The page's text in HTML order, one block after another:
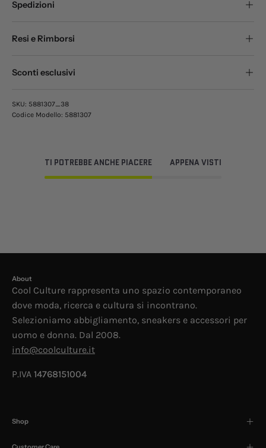
Spedizioni
Resi e Rimborsi
Sconti esclusivi
SKU: 5881307_38
Codice Modello: 5881307
TI POTREBBE ANCHE PIACERE APPENA VISTI
About
Cool Culture rappresenta uno spazio contemporaneo
dove moda, ricerca e cultura si incontrano.
Selezioniamo abbigliamento, sneakers e accessori per
uomo e donna. Dal 2008.
info@coolculture.it
P.IVA 14768151004
Shop